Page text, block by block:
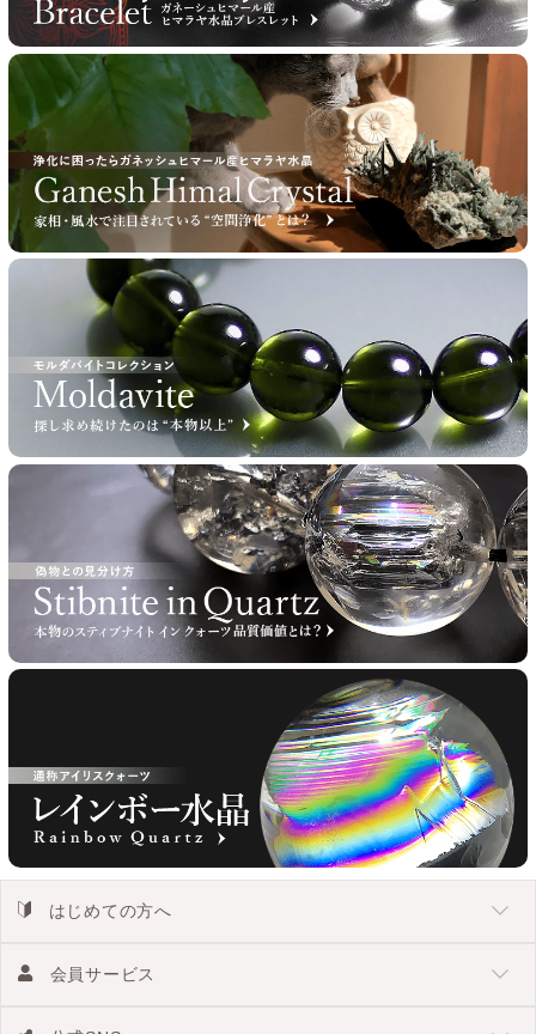
はじめての方へ
会員サービス